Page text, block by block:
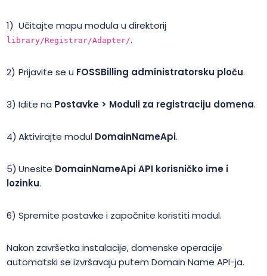
Učitajte mapu modula u direktorij
library/Registrar/Adapter/.
Prijavite se u FOSSBilling administratorsku ploču.
Idite na Postavke > Moduli za registraciju domena.
Aktivirajte modul DomainNameApi.
Unesite DomainNameApi API korisničko ime i
lozinku.
Spremite postavke i započnite koristiti modul.
Nakon završetka instalacije, domenske operacije
automatski se izvršavaju putem Domain Name API-ja.